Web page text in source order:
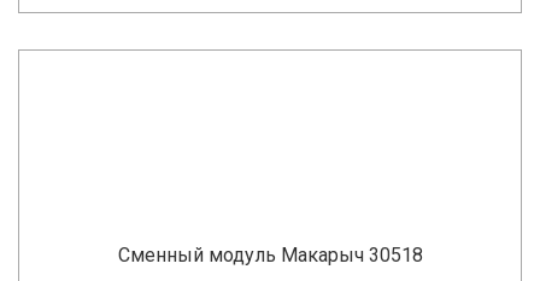
Сменный модуль Макарыч 30518